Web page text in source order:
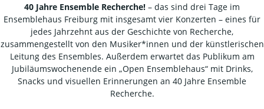
40 Jahre Ensemble Recherche! – das sind drei Tage im
Ensemblehaus Freiburg mit insgesamt vier Konzerten – eines für
jedes Jahrzehnt aus der Geschichte von Recherche,
zusammengestellt von den Musiker*innen und der künstlerischen
Leitung des Ensembles. Außerdem erwartet das Publikum am
Jubiläumswochenende ein „Open Ensemblehaus“ mit Drinks,
Snacks und visuellen Erinnerungen an 40 Jahre Ensemble
Recherche.